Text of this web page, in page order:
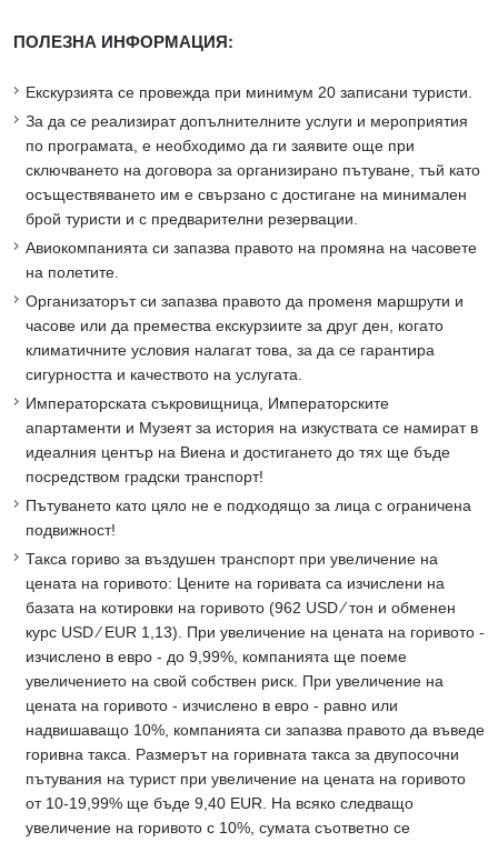
ПОЛЕЗНА ИНФОРМАЦИЯ:
Екскурзията се провежда при минимум 20 записани туристи.
За да се реализират допълнителните услуги и мероприятия
по програмата, е необходимо да ги заявите още при
сключването на договора за организирано пътуване, тъй като
осъществяването им е свързано с достигане на минимален
брой туристи и с предварителни резервации.
Авиокомпанията си запазва правото на промяна на часовете
на полетите.
Организаторът си запазва правото да променя маршрути и
часове или да премества екскурзиите за друг ден, когато
климатичните условия налагат това, за да се гарантира
сигурността и качеството на услугата.
Императорската съкровищница, Императорските
апартаменти и Музеят за история на изкуствата се намират в
идеалния център на Виена и достигането до тях ще бъде
посредством градски транспорт!
Пътуването като цяло не е подходящо за лица с ограничена
подвижност!
Такса гориво за въздушен транспорт при увеличение на
цената на горивото: Цените на горивата са изчислени на
базата на котировки на горивото (962 USD ∕ тон и обменен
курс USD ∕ EUR 1,13). При увеличение на цената на горивото -
изчислено в евро - до 9,99%, компанията ще поеме
увеличението на свой собствен риск. При увеличение на
цената на горивото - изчислено в евро - равно или
надвишаващо 10%, компанията си запазва правото да въведе
горивна такса. Размерът на горивната такса за двупосочни
пътувания на турист при увеличение на цената на горивото
от 10-19,99% ще бъде 9,40 EUR. На всяко следващо
увеличение на горивото с 10%, сумата съответно се